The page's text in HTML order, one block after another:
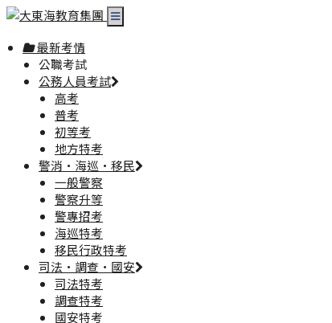
最新考情
公職考試
公務人員考試
高考
普考
初等考
地方特考
警消·海巡·移民
一般警察
警察升等
警專招考
海巡特考
移民行政特考
司法·調查·國安
司法特考
調查特考
國安特考